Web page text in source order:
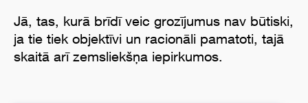
Jā, tas, kurā brīdī veic grozījumus nav būtiski,
ja tie tiek objektīvi un racionāli pamatoti, tajā
skaitā arī zemsliekšņa iepirkumos.